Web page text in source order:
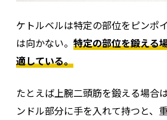
ケトルベルは特定の部位をピンポ
は向かない。 特定の部位を鍛える
適している。
たとえば上腕二頭筋を鍛える場合
ンドル部分に手を入れて持つと、